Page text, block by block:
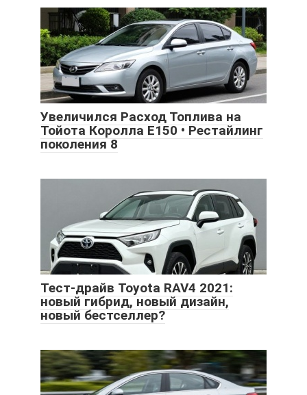
Увеличился Расход Топлива на
Тойота Королла Е150 • Рестайлинг
поколения 8
Тест-драйв Toyota RAV4 2021:
новый гибрид, новый дизайн,
новый бестселлер?